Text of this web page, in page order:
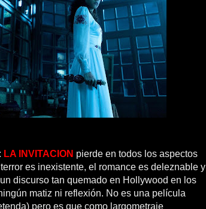
LA INVITACION pierde en todos los aspectos
es inexistente, el romance es deleznable y
discurso tan quemado en Hollywood en los
matiz ni reflexión. No es una película
pero es que como largometraje